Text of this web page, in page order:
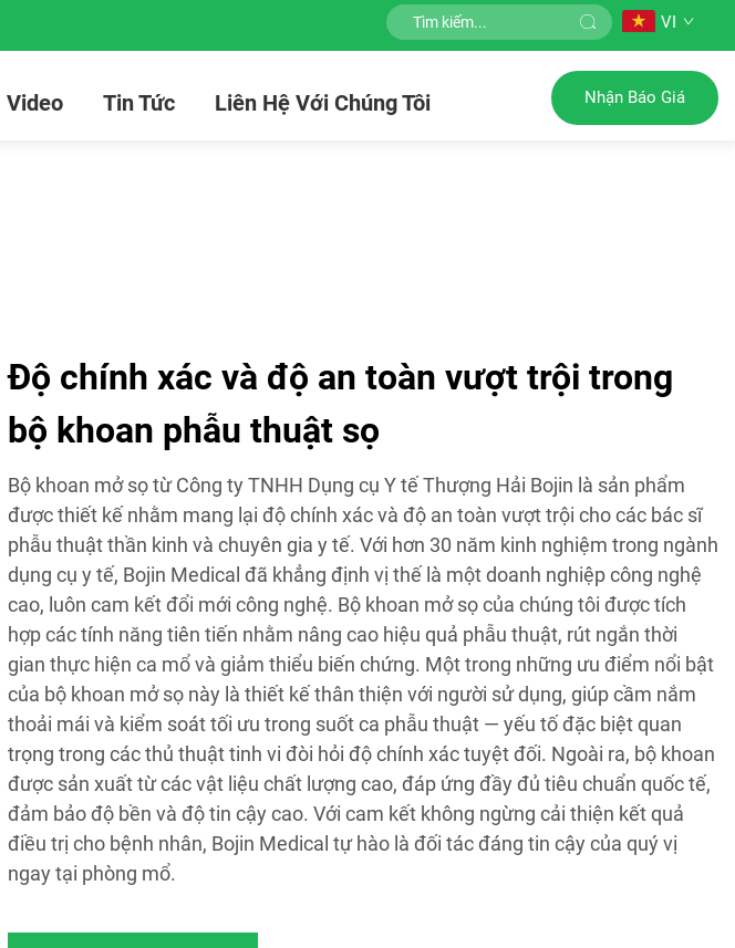
VI
Video Tin Tức Liên Hệ Với Chúng Tôi Nhận Báo Giá
Độ chính xác và độ an toàn vượt trội trong
bộ khoan phẫu thuật sọ
Bộ khoan mở sọ từ Công ty TNHH Dụng cụ Y tế Thượng Hải Bojin là sản phẩm
được thiết kế nhằm mang lại độ chính xác và độ an toàn vượt trội cho các bác sĩ
phẫu thuật thần kinh và chuyên gia y tế. Với hơn 30 năm kinh nghiệm trong ngành
dụng cụ y tế, Bojin Medical đã khẳng định vị thế là một doanh nghiệp công nghệ
cao, luôn cam kết đổi mới công nghệ. Bộ khoan mở sọ của chúng tôi được tích
hợp các tính năng tiên tiến nhằm nâng cao hiệu quả phẫu thuật, rút ngắn thời
gian thực hiện ca mổ và giảm thiểu biến chứng. Một trong những ưu điểm nổi bật
của bộ khoan mở sọ này là thiết kế thân thiện với người sử dụng, giúp cầm nắm
thoải mái và kiểm soát tối ưu trong suốt ca phẫu thuật — yếu tố đặc biệt quan
trọng trong các thủ thuật tinh vi đòi hỏi độ chính xác tuyệt đối. Ngoài ra, bộ khoan
được sản xuất từ các vật liệu chất lượng cao, đáp ứng đầy đủ tiêu chuẩn quốc tế,
đảm bảo độ bền và độ tin cậy cao. Với cam kết không ngừng cải thiện kết quả
điều trị cho bệnh nhân, Bojin Medical tự hào là đối tác đáng tin cậy của quý vị
ngay tại phòng mổ.